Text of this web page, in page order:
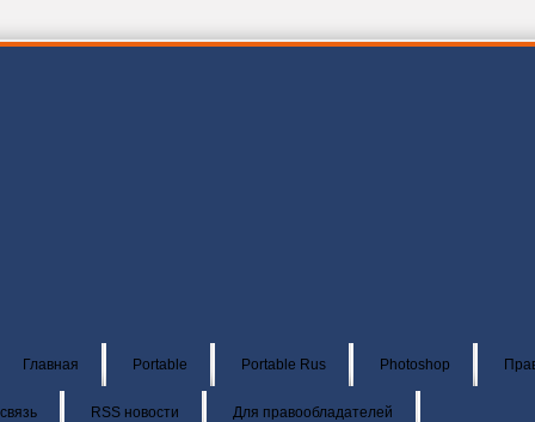
Главная Portable Portable Rus Photoshop
связь RSS новости Для правообладателей